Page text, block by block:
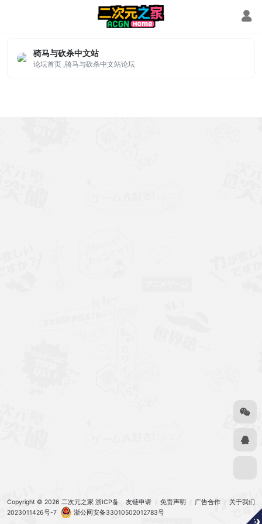
骑马与砍杀中文站
论坛首页 ,骑马与砍杀中文站论坛
友链申请 免责声明 广告合作 关于我们
Copyright © 2026 二次元之家 浙ICP备
2023011426号-7
浙公网安备33010502012783号